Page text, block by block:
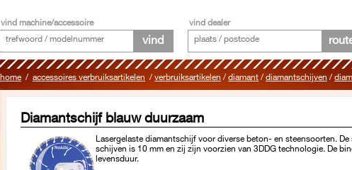
vind machine/accessoire
vind
vind dealer
home/ accessoires verbruiksartikelen / verbruiksartikelen / diamant / diamantschijven /
Diamantschijf blauw duurzaam
Lasergelaste diamantschijf voor diverse beton- en steensoorten.
schijven is 10 mm en zij zijn voorzien van 3DDG technologie. De
levensduur.